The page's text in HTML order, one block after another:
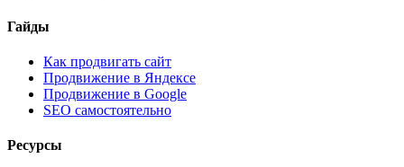
Гайды
Как продвигать сайт
Продвижение в Яндексе
Продвижение в Google
SEO самостоятельно
Ресурсы